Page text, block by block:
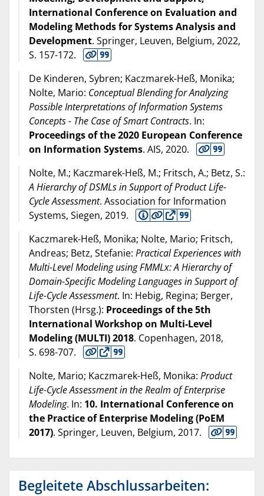
International Conference on Evaluation and
Modeling Methods for Systems Analysis and
Development. Springer, Leuven, Belgium, 2022,
S. 157-172.
De Kinderen, Sybren; Kaczmarek-Heß, Monika;
Nolte, Mario: Conceptual Blending for Analyzing
Possible Interpretations of Information Systems
Concepts - The Case of Smart Contracts. In:
Proceedings of the 2020 European Conference
on Information Systems. AIS, 2020.
Nolte, M.; Kaczmarek-Heß, M.; Fritsch, A.; Betz, S.:
A Hierarchy of DSMLs in Support of Product Life-
Cycle Assessment. Association for Information
Systems, Siegen, 2019.
Kaczmarek-Heß, Monika; Nolte, Mario; Fritsch,
Andreas; Betz, Stefanie: Practical Experiences with
Multi-Level Modeling using FMMLx: A Hierarchy of
Domain-Specific Modeling Languages in Support of
Life-Cycle Assessment. In: Hebig, Regina; Berger,
Thorsten (Hrsg.): Proceedings of the 5th
International Workshop on Multi-Level
Modeling (MULTI) 2018. Copenhagen, 2018,
S. 698-707.
Nolte, Mario; Kaczmarek-Heß, Monika: Product
Life-Cycle Assessment in the Realm of Enterprise
Modeling. In: 10. International Conference on
the Practice of Enterprise Modeling (PoEM
2017). Springer, Leuven, Belgium, 2017.
Begleitete Abschlussarbeiten: